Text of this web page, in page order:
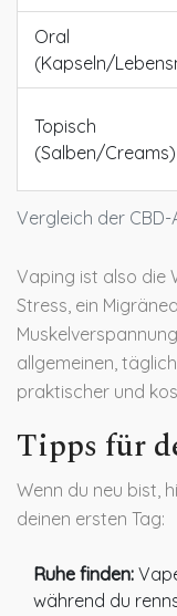
Vergleich der
Oral
(Kapseln/
Topisch
(Salben/Creams)
Vaping ist also die
Stress, ein
allgemeinen,
praktischer und
Tipps für
Wenn du neu bist,
deinen ersten Tag:
Ruhe finden:
während du